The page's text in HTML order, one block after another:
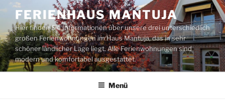
Zum
Inhalt
springen
FERIENHAUS MANTUJA
Hier finden Sie Informationen über unsere drei unterschiedlich
großen Ferienwohnungen im Haus Mantuja, das in sehr
schöner ländlicher Lage liegt. Alle Ferienwohnungen sind
modern und komfortabel ausgestattet.
Menü